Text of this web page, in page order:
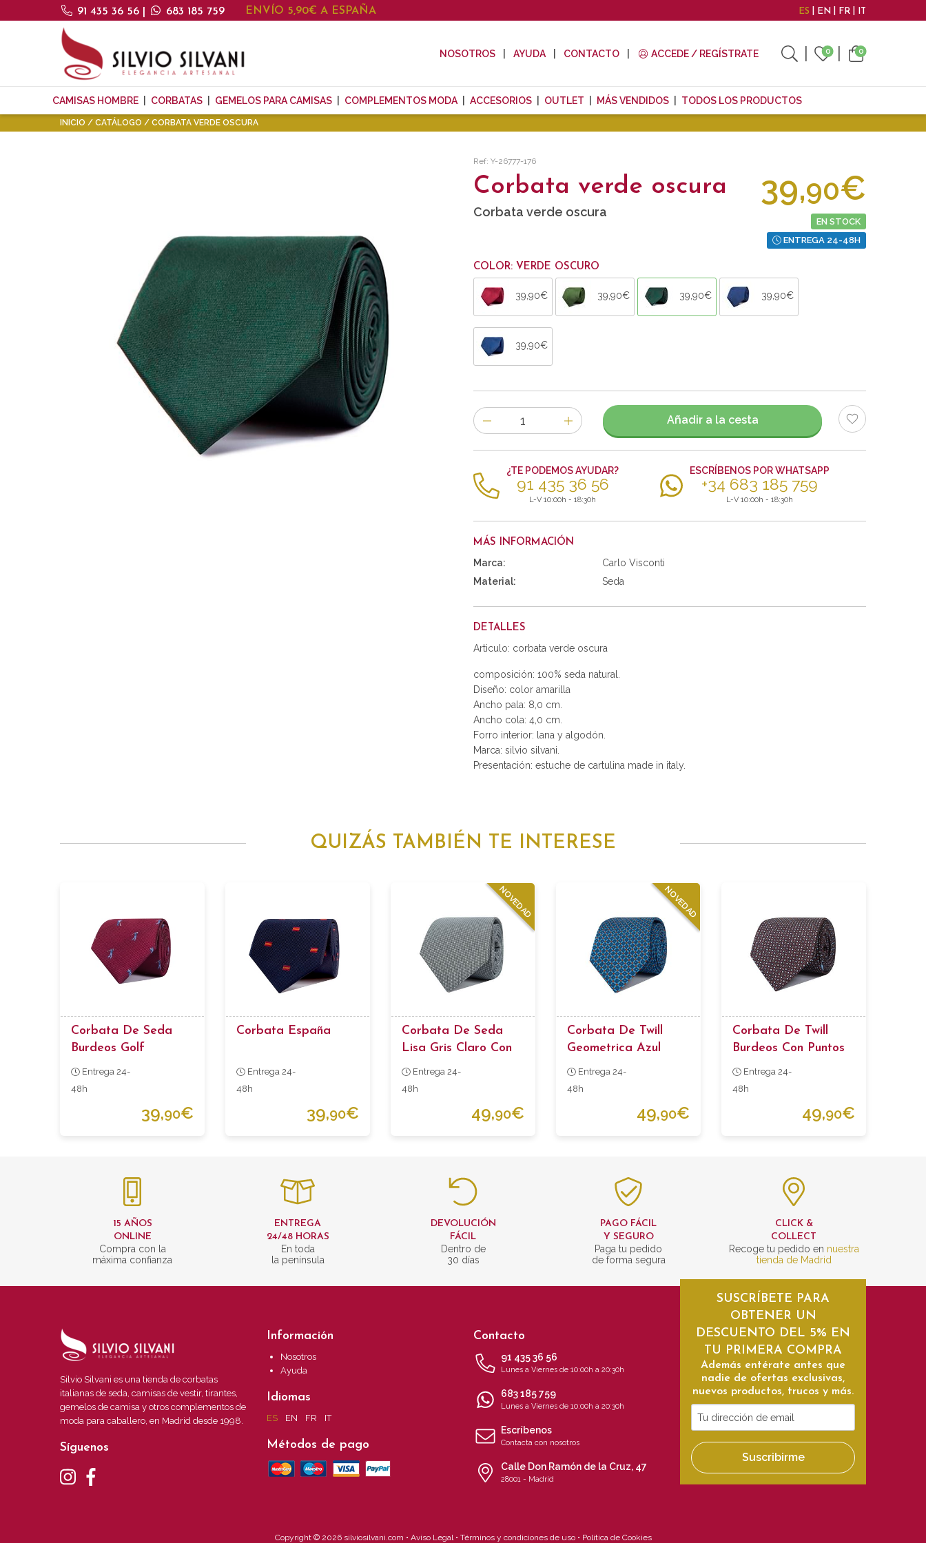
91 435 36 56 683 185 759 ENVÍO 5,90€ A ESPAÑA ES EN FR IT
NOSOTROS AYUDA CONTACTO ACCEDE / REGÍSTRATE 0 0
CAMISAS HOMBRE CORBATAS GEMELOS PARA CAMISAS COMPLEMENTOS MODA ACCESORIOS OUTLET MÁS VENDIDOS TODOS LOS PRODUCTOS
INICIO CATÁLOGO CORBATA VERDE OSCURA
Ref: Y-26777-176
Corbata verde oscura
Corbata verde oscura
39,90€
EN STOCK
ENTREGA 24-48H
COLOR: VERDE OSCURO
39,90€ 39,90€ 39,90€ 39,90€
39,90€
Número
de
artículos
Añadir a la cesta
¿TE PODEMOS AYUDAR?
91 435 36 56
L-V 10:00h - 18:30h
ESCRÍBENOS POR WHATSAPP
+34 683 185 759
L-V 10:00h - 18:30h
MÁS INFORMACIÓN
Marca:
Carlo Visconti
Material:
Seda
DETALLES
Articulo: corbata verde oscura
composición: 100% seda natural.
Diseño: color amarilla
Ancho pala: 8,0 cm.
Ancho cola: 4,0 cm.
Forro interior: lana y algodón.
Marca: silvio silvani.
Presentación: estuche de cartulina made in italy.
QUIZÁS TAMBIÉN TE INTERESE
Corbata De Seda
Burdeos Golf
Entrega 24-
48h
39,90€
Corbata España
Entrega 24-
48h
39,90€
NOVEDAD
Corbata De Seda
Lisa Gris Claro Con
Trama
Entrega 24-
48h
49,90€
NOVEDAD
Corbata De Twill
Geometrica Azul
Entrega 24-
48h
49,90€
Corbata De Twill
Burdeos Con Puntos
Celestes
Entrega 24-
48h
49,90€
15 AÑOS
ONLINE
Compra con la
máxima confianza
ENTREGA
24/48 HORAS
En toda
la península
DEVOLUCIÓN
FÁCIL
Dentro de
30 días
PAGO FÁCIL
Y SEGURO
Paga tu pedido
de forma segura
CLICK &
COLLECT
Recoge tu pedido en nuestra
tienda de Madrid
Silvio Silvani es una tienda de corbatas
italianas de seda, camisas de vestir, tirantes,
gemelos de camisa y otros complementos de
moda para caballero, en Madrid desde 1998.
Síguenos
Información
Nosotros
Ayuda
Idiomas
ES EN FR IT
Métodos de pago
Contacto
91 435 36 56
Lunes a Viernes de 10:00h a 20:30h
683 185 759
Lunes a Viernes de 10:00h a 20:30h
Escríbenos
Contacta con nosotros
Calle Don Ramón de la Cruz, 47
28001 - Madrid
SUSCRÍBETE PARA
OBTENER UN
DESCUENTO DEL 5% EN
TU PRIMERA COMPRA
Además entérate antes que
nadie de ofertas exclusivas,
nuevos productos, trucos y más.
Tu
dirección
de
email
Suscribirme
Copyright © 2026 silviosilvani.com • Aviso Legal • Términos y condiciones de uso• Política de Cookies